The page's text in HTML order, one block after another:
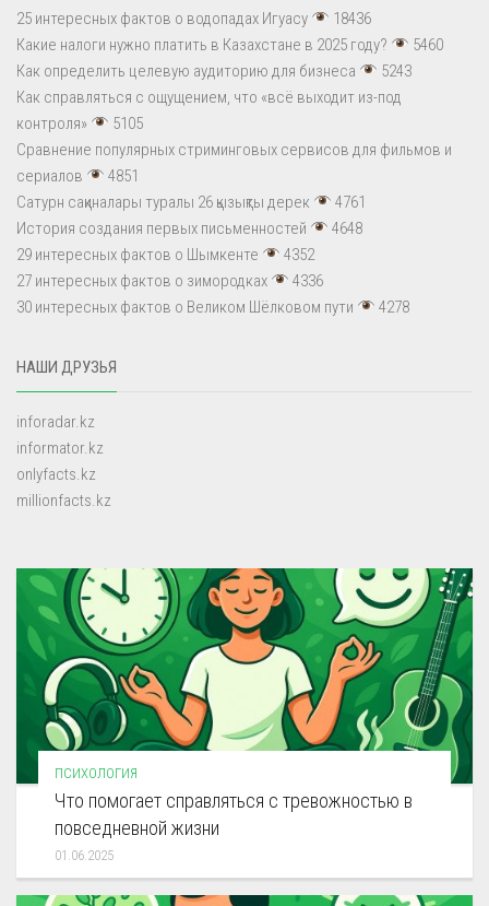
25 интересных фактов о водопадах Игуасу
18436
Какие налоги нужно платить в Казахстане в 2025 году?
5460
Как определить целевую аудиторию для бизнеса
5243
Как справляться с ощущением, что «всё выходит из-под
контроля»
5105
Сравнение популярных стриминговых сервисов для фильмов и
сериалов
4851
Сатурн сақиналары туралы 26 қызықты дерек
4761
История создания первых письменностей
4648
29 интересных фактов о Шымкенте
4352
27 интересных фактов о зимородках
4336
30 интересных фактов о Великом Шёлковом пути
4278
НАШИ ДРУЗЬЯ
inforadar.kz
informator.kz
onlyfacts.kz
millionfacts.kz
ПСИХОЛОГИЯ
Что помогает справляться с тревожностью в
повседневной жизни
01.06.2025